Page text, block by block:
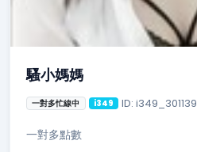
騷小媽媽
一對多忙線中 i349 ID: i349_301139
一對多點數